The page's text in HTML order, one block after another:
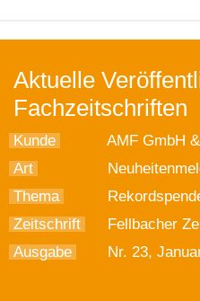
Aktuelle
Fachzeitschriften
Kunde
AMF GmbH
Art
Thema
Zeitschrift
Fellbacher
Ausgabe
Nr. 23,